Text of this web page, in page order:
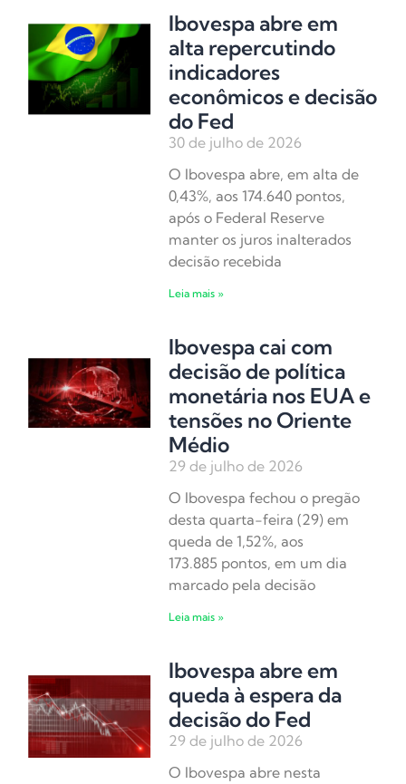
Ibovespa abre em
alta repercutindo
indicadores
econômicos e decisão
do Fed
30 de julho de 2026
O Ibovespa abre, em alta de
0,43%, aos 174.640 pontos,
após o Federal Reserve
manter os juros inalterados
decisão recebida
Leia mais »
Ibovespa cai com
decisão de política
monetária nos EUA e
tensões no Oriente
Médio
29 de julho de 2026
O Ibovespa fechou o pregão
desta quarta-feira (29) em
queda de 1,52%, aos
173.885 pontos, em um dia
marcado pela decisão
Leia mais »
Ibovespa abre em
queda à espera da
decisão do Fed
29 de julho de 2026
O Ibovespa abre nesta